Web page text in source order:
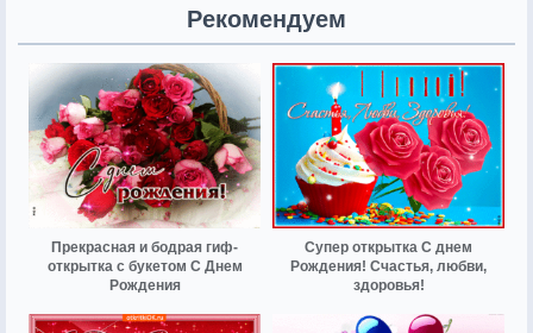
Рекомендуем
Прекрасная и бодрая гиф-
открытка с букетом С Днем
Рождения
Супер открытка С днем
Рождения! Счастья, любви,
здоровья!